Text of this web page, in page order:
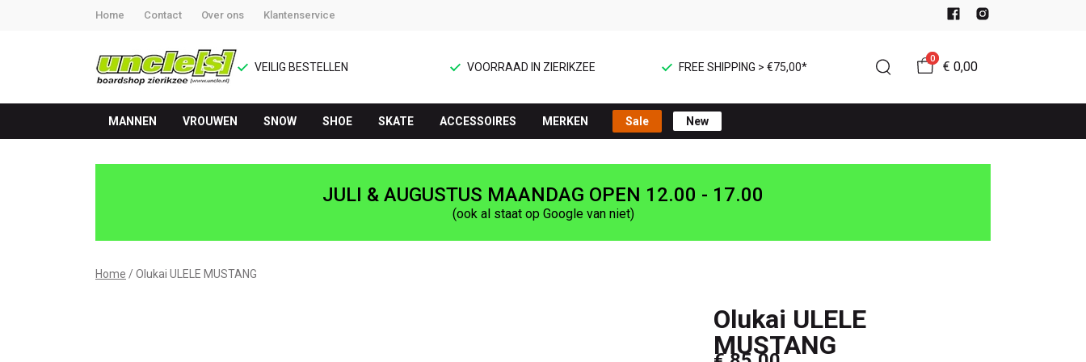
Home Contact Over ons Klantenservice
VEILIG BESTELLEN VOORRAAD IN ZIERIKZEE FREE SHIPPING > €75,00*
0
€ 0,00
MANNEN VROUWEN SNOW SHOE SKATE ACCESSOIRES MERKEN Sale New
ULELE
UNCLE[S]
JULI & AUGUSTUS MAANDAG OPEN 12.00 - 17.00
(ook al staat op Google van niet)
Home Olukai ULELE MUSTANG
Olukai ULELE
MUSTANG